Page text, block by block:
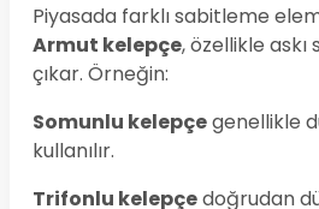
Piyasada farklı sabitleme
Armut kelepçe, özellikle
çıkar. Örneğin:
Somunlu kelepçegenellikle
kullanılır.
Trifonlu kelepçedoğrudan